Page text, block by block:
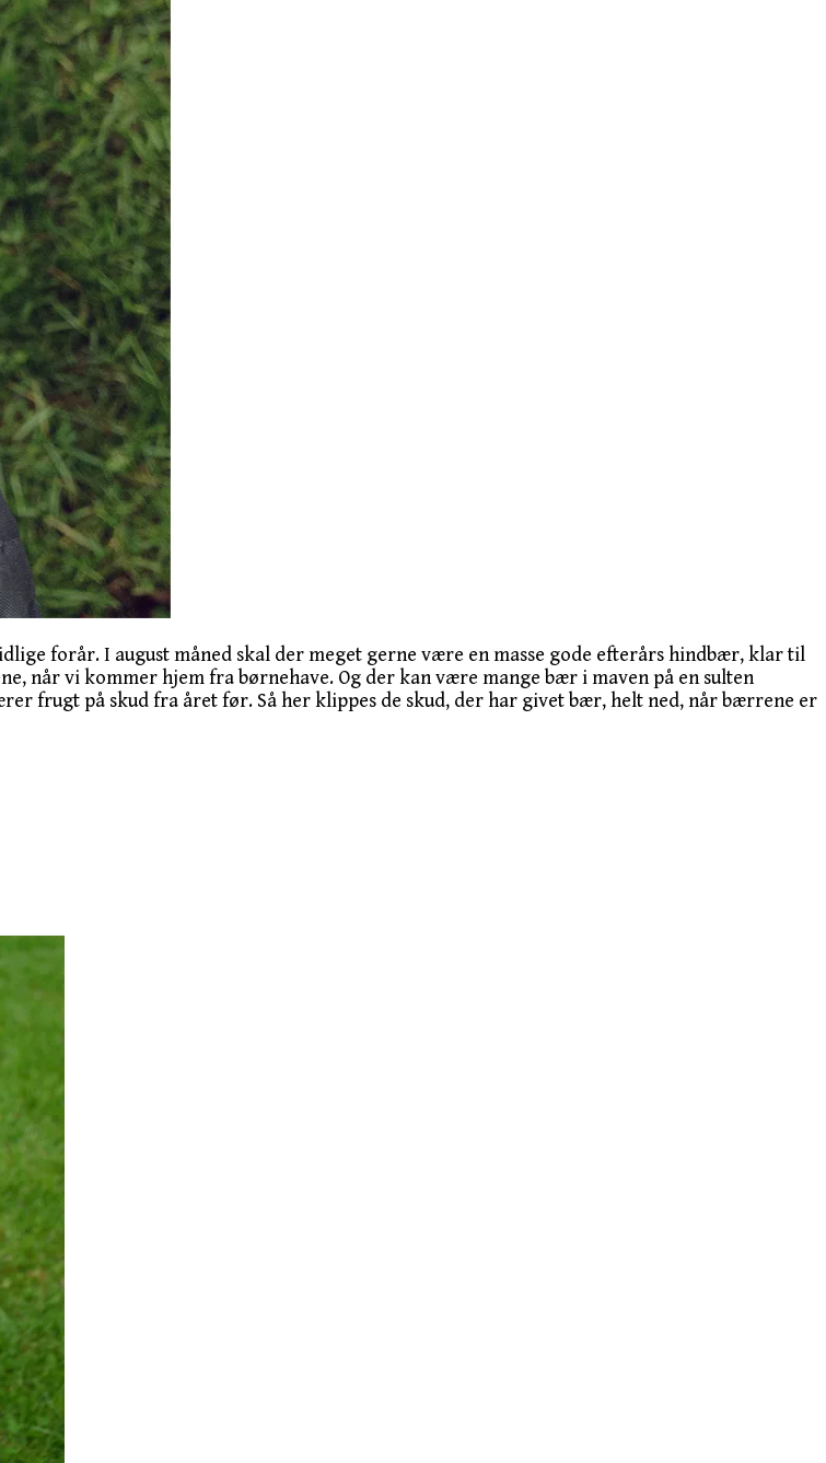
forår. I august måned skal der meget gerne være en masse gode efterårs hindbær, klar til
når vi kommer hjem fra børnehave. Og der kan være mange bær i maven på en sulten
frugt på skud fra året før. Så her klippes de skud, der har givet bær, helt ned, når bærrene er